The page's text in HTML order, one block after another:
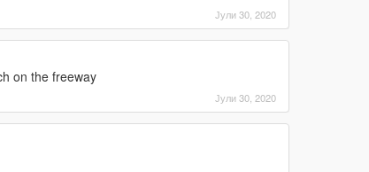
Јули 30, 2020
on the freeway
Јули 30, 2020